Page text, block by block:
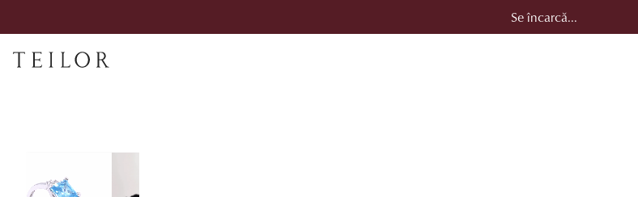
Se încarcă...